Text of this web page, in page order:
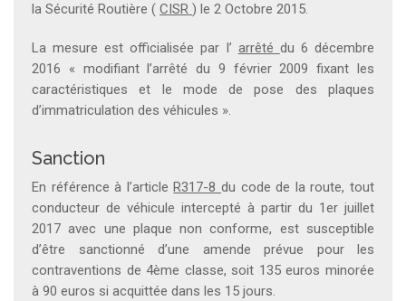
la Sécurité Routière ( CISR ) le 2 Octobre 2015.
La mesure est officialisée par l’ arrêté du 6 décembre
2016 « modifiant l’arrêté du 9 février 2009 fixant les
caractéristiques et le mode de pose des plaques
d’immatriculation des véhicules ».
Sanction
En référence à l’articleR317-8du code de la route, tout
conducteur de véhicule intercepté à partir du 1er juillet
2017 avec une plaque non conforme, est susceptible
d’être sanctionné d’une amende prévue pour les
contraventions de 4ème classe, soit 135 euros minorée
à 90 euros si acquittée dans les 15 jours.